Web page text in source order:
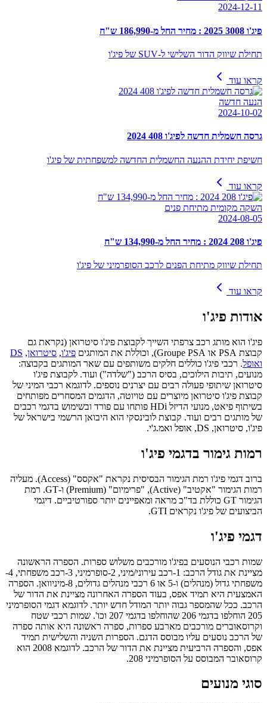
2024-12-11
פיג'ו 3008 2025 : מחיר החל מ-186,990 ש"ח
תחילת שיווק הדור השלישי ל-SUV של פיג'ו
קראו עוד
הנעה חדשה
2024-10-02
גרסה חשמלית חדשה לפיג'ו 408 2024
חשיפת יחידת ההנעה החשמלית החדשה למשפחתית של פיג'ו
קראו עוד
השקה מקומית מתיחת פנים
2024-08-05
פיג'ו 208 2024 : מחיר החל מ-134,990 ש"ח
תחילת שיווק מתיחת הפנים לרכב הסופרמיני של פיג'ו
קראו עוד
אודות פיג'ו
פיג'ו הוא מותג רכב צרפתי השייך לקבוצת פיג'ו סיטרואן (נקראת גם
קבוצת PSA או Groupe PSA), וכוללת את המותגים
פיג'ו, סיטרואן,
DS
ואופל. רכבי פיג'ו כוללים חלקים משותפים עם שאר המותגים בקבוצה:
מנועים, תיבות הילוכים, בסיס הרכב ("שלדה") ועוד. לקבוצת פיג'ו
סיטרואן שיתופי פעולה רבים עם יצרנים נוספים. לדוגמא רכבי המיני של
קבוצת פיג'ו סיטרואן מיוצרים עם טויוטה, הדגמים המסחרים מפותחים
בשיתוף פיאט, מנועי הדיזל HDi פותחו עם פורד ובשימוש בדגמי רכבים
של מותגים רבים ועוד. קבוצת לובינסקי הוא היבואן הרשמי בישראל של
פיג'ו, סיטרואן, DS, אופל ואמ.ג'י.
רמות גימור בדגמי פיג'ו
ברוב דגמי פיג'ו רמת הגימור הבסיסית נקראת "אקסס" (Access). מעליה
רמות הגימור "אקטיב" (Active), "פרימיום" (Premium) ו-GT. רמת
הגימור GT כוללת בד"כ מראה ומאפיינים יותר ספורטיביים. דיגמי
הביצועים של פיג'ו נקראים GTI.
דגמי פיג'ו
שמות רכבי הנוסעים בפיג'ו מורכבים משלוש ספרות. הספרה הראשונה
מציינת את גודל הרכב: 1-רכב עירוני/מיני, 2-סופרמיני, 3-רכב משפחתי, 4-
משפחתי גדול (מנהלים) ו-5 או 6 רכבי מנהלים גדולים, 8-מיניוואן. הספרה
האמצעית היא תמיד אפס, בעוד הספרה האחרונה מציינת את הדור של
הרכב. ככל שהמספר גבוה יותר המודל חדש יותר. לדוגמא דגמי הסופרמיני
205 הוחלפו בדגמי 206 שהוחלפו בדגמי 207 וכו'. שמות רכבי שטח
וקרוסאוברים מורכבים מארבע ספרות, ספרה ראשונה היא אותה ספרה
של הרכב נוסעים עליו מבוסס הדגם. הספרות השניה והשלישית תמיד
אפס, והספרה הרביעית מציינת את הדור של הרכב. לדוגמא 2008 הוא
קרוסאובר המבוסס על הסופרמיני 208.
סוגי מנועים